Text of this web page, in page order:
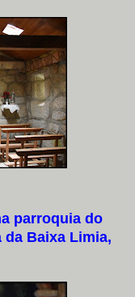
parroquia do
Baixa Limia,